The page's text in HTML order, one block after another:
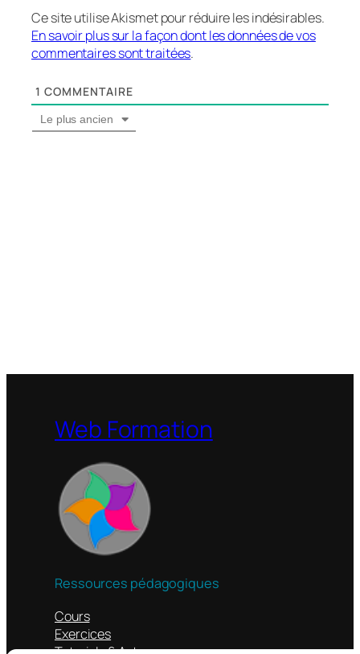
Ce site utilise Akismet pour réduire les indésirables.
En savoir plus sur la façon dont les données de vos
commentaires sont traitées.
1 COMMENTAIRE
Le plus ancien
Web Formation
Ressources pédagogiques
Cours
Exercices